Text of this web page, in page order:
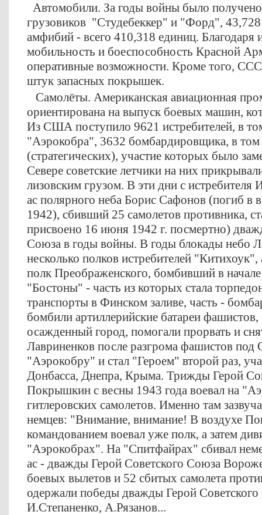
Автомобили. За годы войны было
грузовиков "Студебеккер" и "Форд",
амфибий - всего 410,318 единиц. Благодаря
мобильность и боеспособность Красной
оперативные возможности. Кроме того,
штук запасных покрышек.
Самолёты. Американская авиационная
ориентирована на выпуск боевых машин,
Из США поступило 9621 истребителей, в
"Аэрокобра", 3632 бомбардировщика, в
(стратегических), участие которых было
Севере советские летчики на них
лизовским грузом. В эти дни с истребителя
ас полярного неба Борис Сафонов (погиб
1942), сбивший 25 самолетов противника,
присвоено 16 июня 1942 г. посмертно)
Союза в годы войны. В годы блокады небо
несколько полков истребителей
полк Преображенского, бомбивший в
"Бостоны" - часть из которых стала
транспорты в Финском заливе, часть -
бомбили артиллерийские батареи
осажденный город, помогали прорвать и
Лавриненков после разгрома фашистов под
"Аэрокобру" и стал "Героем" второй раз,
Донбасса, Днепра, Крыма. Трижды Герой
Покрышкин с весны 1943 года воевал на
гитлеровских самолетов. Именно там
немцев: "Внимание, внимание! В воздухе
командованием воевал уже полк, а затем
"Аэрокобрах". На "Спитфайрах" сбивал
ас - дважды Герой Советского Союза
боевых вылетов и 52 сбитых самолета
одержали победы дважды Герой
И.Степаненко, А.Рязанов...